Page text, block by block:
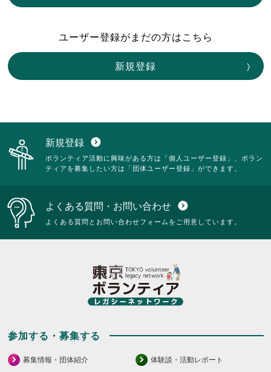
ユーザー登録がまだの方はこちら
新規登録
新規登録 expand_circle_down
ボランティア活動に興味がある方は「個人ユーザー登録」、ボラン
ティアを募集したい方は「団体ユーザー登録」ができます。
よくある質問・お問い合わせ expand_circle_down
よくある質問とお問い合わせフォームをご用意しています。
参加する・募集する
募集情報・団体紹介 体験談・活動レポート